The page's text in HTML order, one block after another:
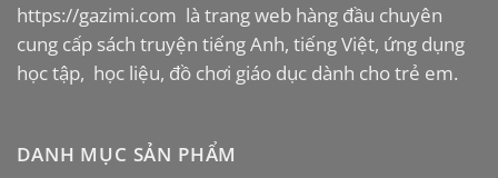
tùy
chọn
có
https://gazimi.com là trang web hàng đầu chuyên
cung cấp sách truyện tiếng Anh, tiếng Việt, ứng dụng
học tập, học liệu, đồ chơi giáo dục dành cho trẻ em.
DANH MỤC SẢN PHẨM